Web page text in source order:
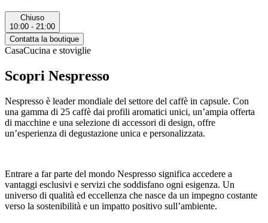
Chiuso
10:00 - 21:00
Contatta la boutique
CasaCucina e stoviglie
Scopri Nespresso
Nespresso è leader mondiale del settore del caffè in capsule. Con
una gamma di 25 caffè dai profili aromatici unici, un’ampia offerta
di macchine e una selezione di accessori di design, offre
un’esperienza di degustazione unica e personalizzata.
Entrare a far parte del mondo Nespresso significa accedere a
vantaggi esclusivi e servizi che soddisfano ogni esigenza. Un
universo di qualità ed eccellenza che nasce da un impegno costante
verso la sostenibilità e un impatto positivo sull’ambiente.